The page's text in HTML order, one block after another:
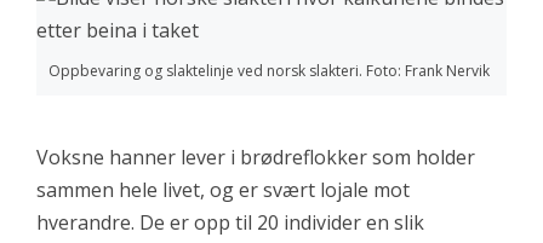
Oppbevaring og slaktelinje ved norsk slakteri. Foto: Frank Nervik
Voksne hanner lever i brødreflokker som holder
sammen hele livet, og er svært lojale mot
hverandre. De er opp til 20 individer en slik